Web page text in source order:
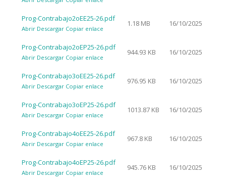
Prog-Contrabajo2oEE25-26.pdf
Abrir Descargar Copiar enlace
1.18 MB 16/10/2025
Prog-Contrabajo2oEP25-26.pdf
Abrir Descargar Copiar enlace
944.93 KB 16/10/2025
Prog-Contrabajo3oEE25-26.pdf
Abrir Descargar Copiar enlace
976.95 KB 16/10/2025
Prog-Contrabajo3oEP25-26.pdf
Abrir Descargar Copiar enlace
1013.87 KB 16/10/2025
Prog-Contrabajo4oEE25-26.pdf
Abrir Descargar Copiar enlace
967.8 KB 16/10/2025
Prog-Contrabajo4oEP25-26.pdf
Abrir Descargar Copiar enlace
945.76 KB 16/10/2025